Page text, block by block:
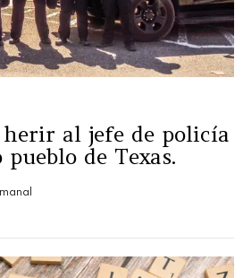
herir al jefe de policía
de Texas.